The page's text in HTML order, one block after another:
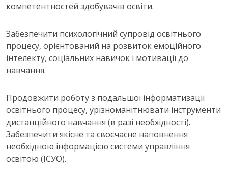
компетентностей здобувачів освіти.
Забезпечити психологічний супровід освітнього
процесу, орієнтований на розвиток емоційного
інтелекту, соціальних навичок і мотивації до
навчання.
Продовжити роботу з подальшої інформатизації
освітнього процесу, урізноманітнювати інструменти
дистанційного навчання (в разі необхідності).
Забезпечити якісне та своєчасне наповнення
необхідною інформацією системи управління
освітою (ІСУО).